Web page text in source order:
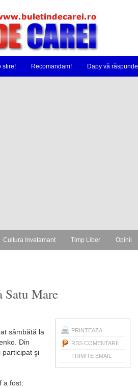
stire! Recomandam! Dapy vă răspunde
Cultura Invatamant Timp Liber Opinii
Satu Mare
PRINTEAZA
RSS COMENTARII
TRIMITE EMAIL
sâmbătă la
Din
participat şi
a fost: